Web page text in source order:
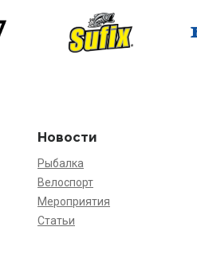
Новости
Рыбалка
Велоспорт
Мероприятия
Статьи